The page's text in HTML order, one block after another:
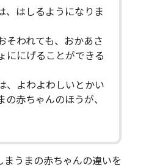
、はしるようになりま
そわれても、おかあさ
ににげることができる
、よわよわしいとかい
赤ちゃんのほうが、
うまの赤ちゃんの違いを